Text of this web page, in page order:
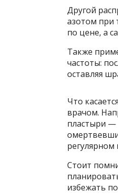
Другой
азотом при
по цене, а
Также
частоты:
оставляя
Что
врачом.
пластыри —
регулярном
Стоит
избежать